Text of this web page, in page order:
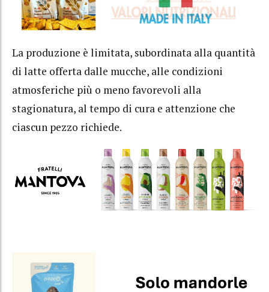
La produzione è limitata, subordinata alla quantità
di latte offerta dalle mucche, alle condizioni
atmosferiche più o meno favorevoli alla
stagionatura, al tempo di cura e attenzione che
ciascun pezzo richiede.